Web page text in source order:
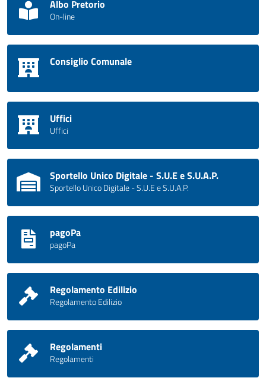
Albo Pretorio
On-line
Consiglio Comunale
Uffici
Uffici
Sportello Unico Digitale - S.U.E e S.U.A.P.
Sportello Unico Digitale - S.U.E e S.U.A.P.
pagoPa
pagoPa
Regolamento Edilizio
Regolamento Edilizio
Regolamenti
Regolamenti